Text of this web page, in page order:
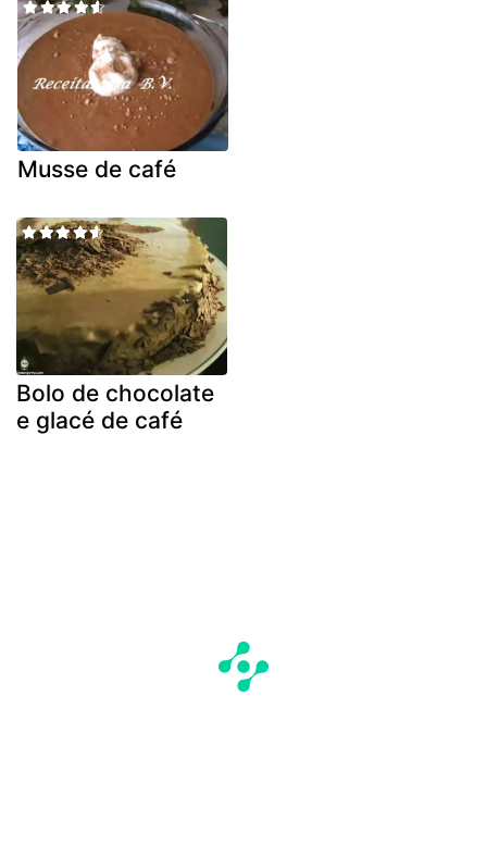
Musse de café
Bolo de chocolate
e glacé de café